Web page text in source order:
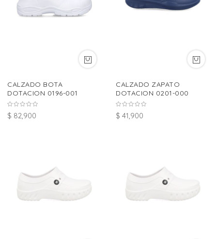
CALZADO BOTA
DOTACION 0196-001
$ 82,900
CALZADO ZAPATO
DOTACION 0201-000
$ 41,900